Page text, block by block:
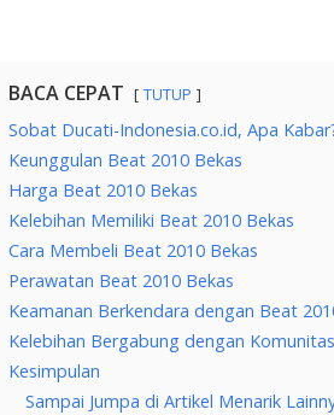
BACA CEPAT TUTUP
Sobat Ducati-Indonesia.co.id, Apa
Keunggulan Beat 2010 Bekas
Harga Beat 2010 Bekas
Kelebihan Memiliki Beat 2010 Bekas
Cara Membeli Beat 2010 Bekas
Perawatan Beat 2010 Bekas
Keamanan Berkendara dengan Beat
Kelebihan Bergabung dengan
Kesimpulan
Sampai Jumpa di Artikel Menarik